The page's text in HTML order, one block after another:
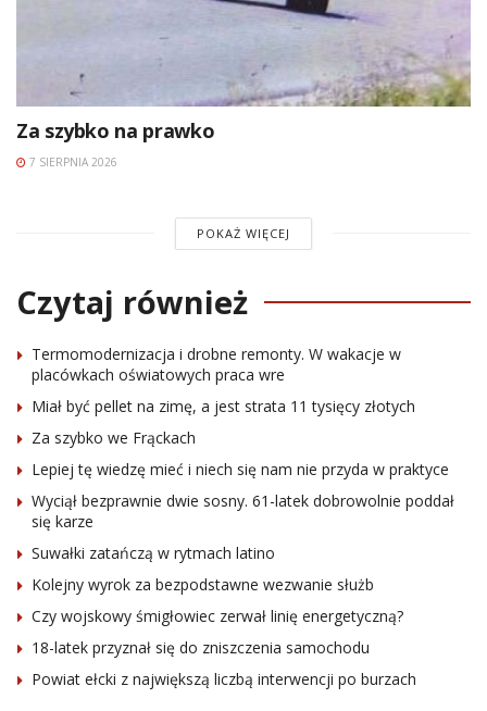
Za szybko na prawko
7 SIERPNIA 2026
POKAŻ WIĘCEJ
Czytaj również
Termomodernizacja i drobne remonty. W wakacje w
placówkach oświatowych praca wre
Miał być pellet na zimę, a jest strata 11 tysięcy złotych
Za szybko we Frąckach
Lepiej tę wiedzę mieć i niech się nam nie przyda w praktyce
Wyciął bezprawnie dwie sosny. 61-latek dobrowolnie poddał
się karze
Suwałki zatańczą w rytmach latino
Kolejny wyrok za bezpodstawne wezwanie służb
Czy wojskowy śmigłowiec zerwał linię energetyczną?
18-latek przyznał się do zniszczenia samochodu
Powiat ełcki z największą liczbą interwencji po burzach